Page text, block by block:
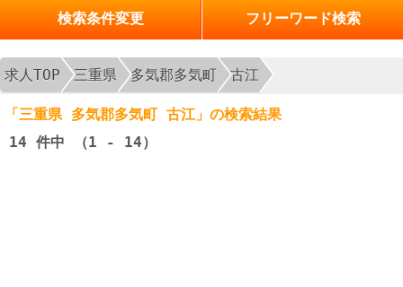
検索条件変更 フリーワード検索
求人TOP 三重県 多気郡多気町 古江
「三重県 多気郡多気町 古江」の検索結果
14 件中 （1 - 14）